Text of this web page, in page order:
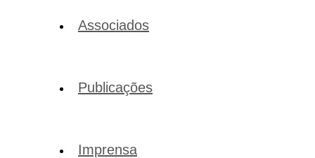
Associados
Publicações
Imprensa